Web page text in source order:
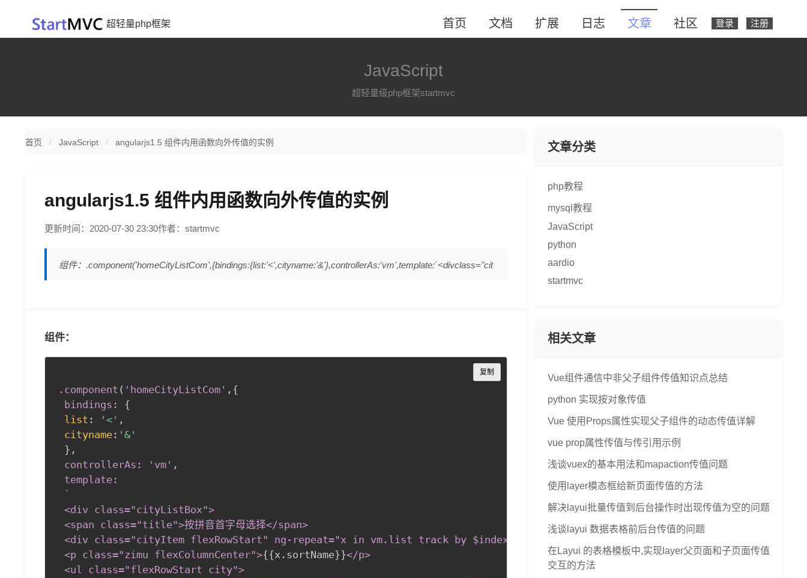
超轻量php框架 首页 文档 扩展 日志 文章 社区 登录 注册
JavaScript
超轻量级php框架startmvc
首页 JavaScript angularjs1.5 组件内用函数向外传值的实例
angularjs1.5 组件内用函数向外传值的实例
更新时间：2020-07-30 23:30作者：startmvc
组件：.component('homeCityListCom',{bindings:{list:'<',cityname:'&'},controllerAs:'vm',template:`<divclass="cit
组件：
.component ( 'homeCityListCom' , {
bindings:
{
list : '<' ,
cityname : '&'
} ,
controllerAs: 'vm' ,
template:
`
<div class="cityListBox">
<span class="title">按拼音首字母选择</span>
<div class="cityItem flexRowStart" ng-repeat="x in vm .list track by $index"
<p class="zimu flexColumnCenter">{{x.sortName}}</p>
<ul class="flexRowStart city">
复制
Copy
文章分类
php教程
mysql教程
JavaScript
python
aardio
startmvc
相关文章
Vue组件通信中非父子组件传值知识点总结
python 实现按对象传值
Vue 使用Props属性实现父子组件的动态传值详解
vue prop属性传值与传引用示例
浅谈vuex的基本用法和mapaction传值问题
使用layer模态框给新页面传值的方法
解决layui批量传值到后台操作时出现传值为空的问题
浅谈layui 数据表格前后台传值的问题
在Layui 的表格模板中,实现layer父页面和子页面传值
交互的方法